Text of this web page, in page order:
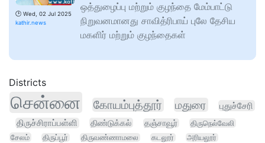
🕑 Wed, 02 Jul 2025
kathir.news
ஒத்துழைப்பு மற்றும் குழந்தை மேம்பாட்டு
நிறுவனமானது சாவித்ரிபாய் புலே தேசிய
மகளிர் மற்றும் குழந்தைகள்
Districts
சென்னை கோயம்புத்தூர் மதுரை புதுச்சேரி
திருச்சிராப்பள்ளி திண்டுக்கல் தஞ்சாவூர்
திருநெல்வேலி
சேலம்
திருப்பூர் திருவண்ணாமலை கடலூர்
அரியலூர்